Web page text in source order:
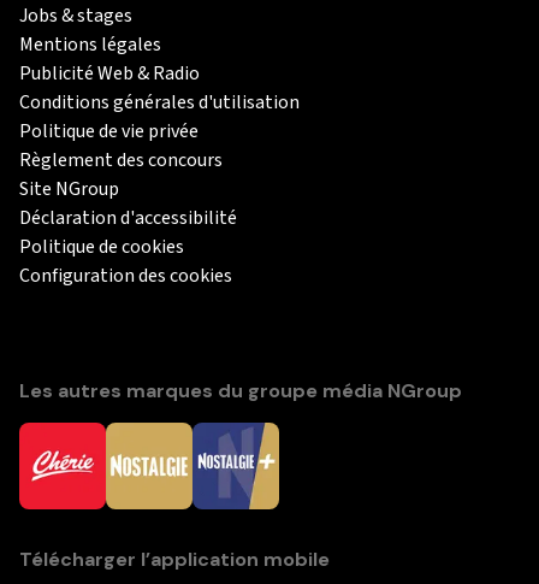
Jobs & stages
Mentions légales
Publicité Web & Radio
Conditions générales d'utilisation
Politique de vie privée
Règlement des concours
Site NGroup
Déclaration d'accessibilité
Politique de cookies
Configuration des cookies
Les autres marques du groupe média NGroup
Télécharger l’application mobile